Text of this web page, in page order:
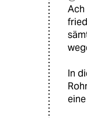
Ach
In